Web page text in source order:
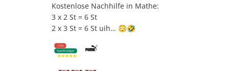
Kostenlose Nachhilfe in Mathe:
3 x 2 St = 6 St
2 x 3 St = 6 St uih… 😳🤣